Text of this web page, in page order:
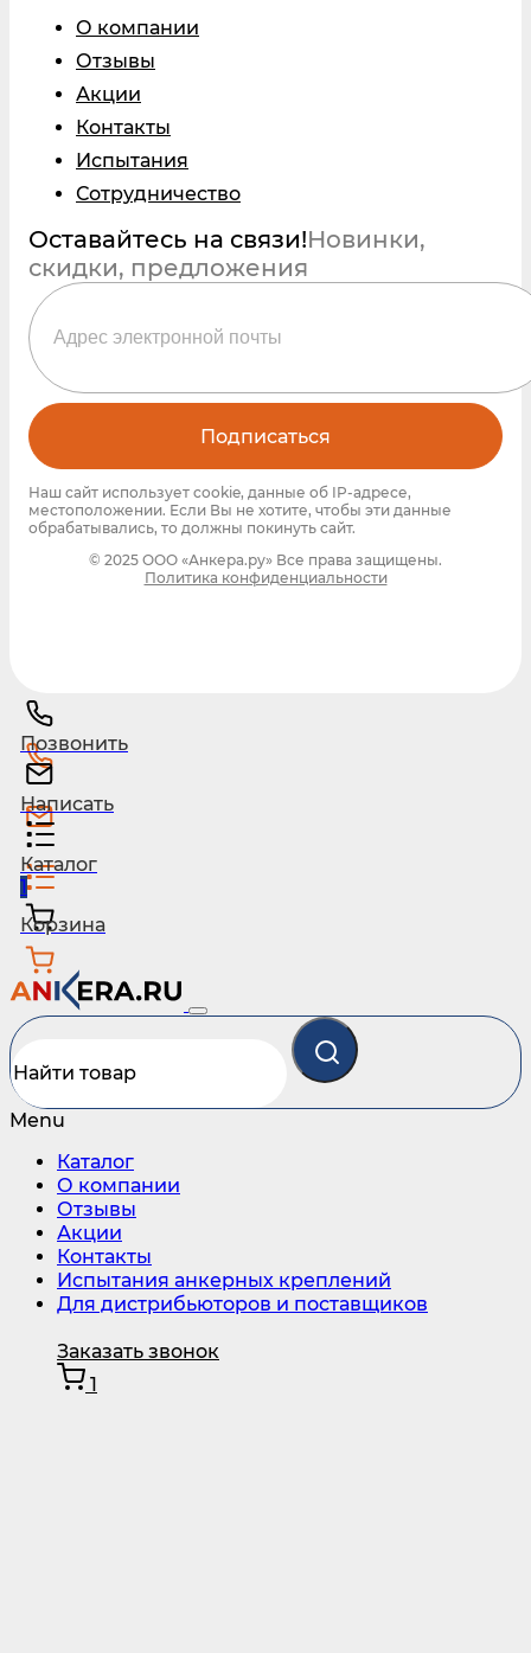
О компании
Отзывы
Акции
Контакты
Испытания
Сотрудничество
Оставайтесь на связи!Новинки,
скидки, предложения
Подписаться
Наш сайт использует cookie, данные об IP-адресе,
местоположении. Если Вы не хотите, чтобы эти данные
обрабатывались, то должны покинуть сайт.
© 2025 ООО «Анкера.ру» Все права защищены.
Политика конфиденциальности
Позвонить
Написать
Каталог
1
Корзина
Menu
Каталог
О компании
Отзывы
Акции
Контакты
Испытания анкерных креплений
Для дистрибьюторов и поставщиков
Заказать звонок
1